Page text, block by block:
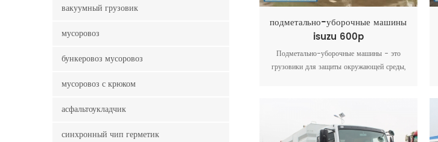
вакуумный грузовик
мусоровоз
бункеровоз мусоровоз
мусоровоз с крюком
асфальтоукладчик
синхронный чип герметик
подметально-уборочные машины
isuzu 600p
Подметально-уборочные машины - это
грузовики для защиты окружающей среды,
всасывающего диска сзади, чтобы не было
летающей пыли и достаточного всасывания.